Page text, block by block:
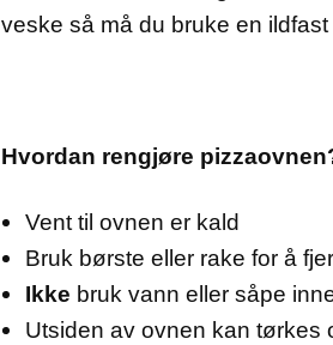
veske så må du bruke en ildfast
Hvordan rengjøre
Vent til ovnen er kald
Bruk børste eller rake for å
Ikke bruk vann eller såpe
Utsiden av ovnen kan tørkes